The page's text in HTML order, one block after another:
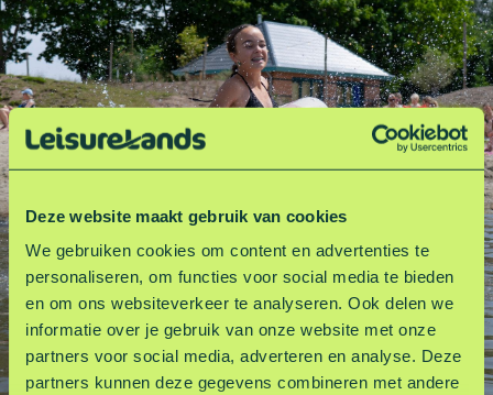
Deze website maakt gebruik van cookies
We gebruiken cookies om content en advertenties te
personaliseren, om functies voor social media te bieden
en om ons websiteverkeer te analyseren. Ook delen we
informatie over je gebruik van onze website met onze
partners voor social media, adverteren en analyse. Deze
partners kunnen deze gegevens combineren met andere